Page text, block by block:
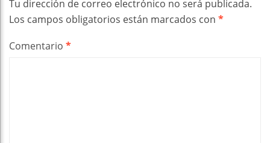
Tu dirección de correo electrónico no será publicada.
Los campos obligatorios están marcados con *
Comentario *